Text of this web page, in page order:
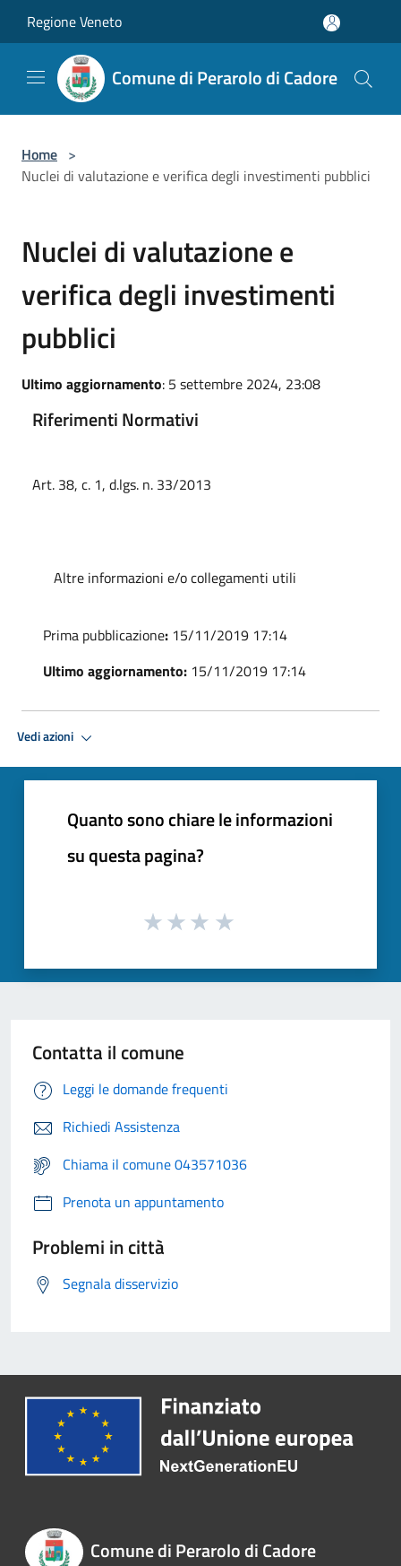
Regione Veneto
Comune di Perarolo di Cadore
Home >
Nuclei di valutazione e verifica degli investimenti pubblici
Nuclei di valutazione e
verifica degli investimenti
pubblici
Ultimo aggiornamento: 5 settembre 2024, 23:08
Riferimenti Normativi
Art. 38, c. 1, d.lgs. n. 33/2013
Altre informazioni e/o collegamenti utili
Prima pubblicazione: 15/11/2019 17:14
Ultimo aggiornamento: 15/11/2019 17:14
Vedi azioni
Quanto sono chiare le informazioni
su questa pagina?
Contatta il comune
Leggi le domande frequenti
Richiedi Assistenza
Chiama il comune 043571036
Prenota un appuntamento
Problemi in città
Segnala disservizio
Comune di Perarolo di Cadore